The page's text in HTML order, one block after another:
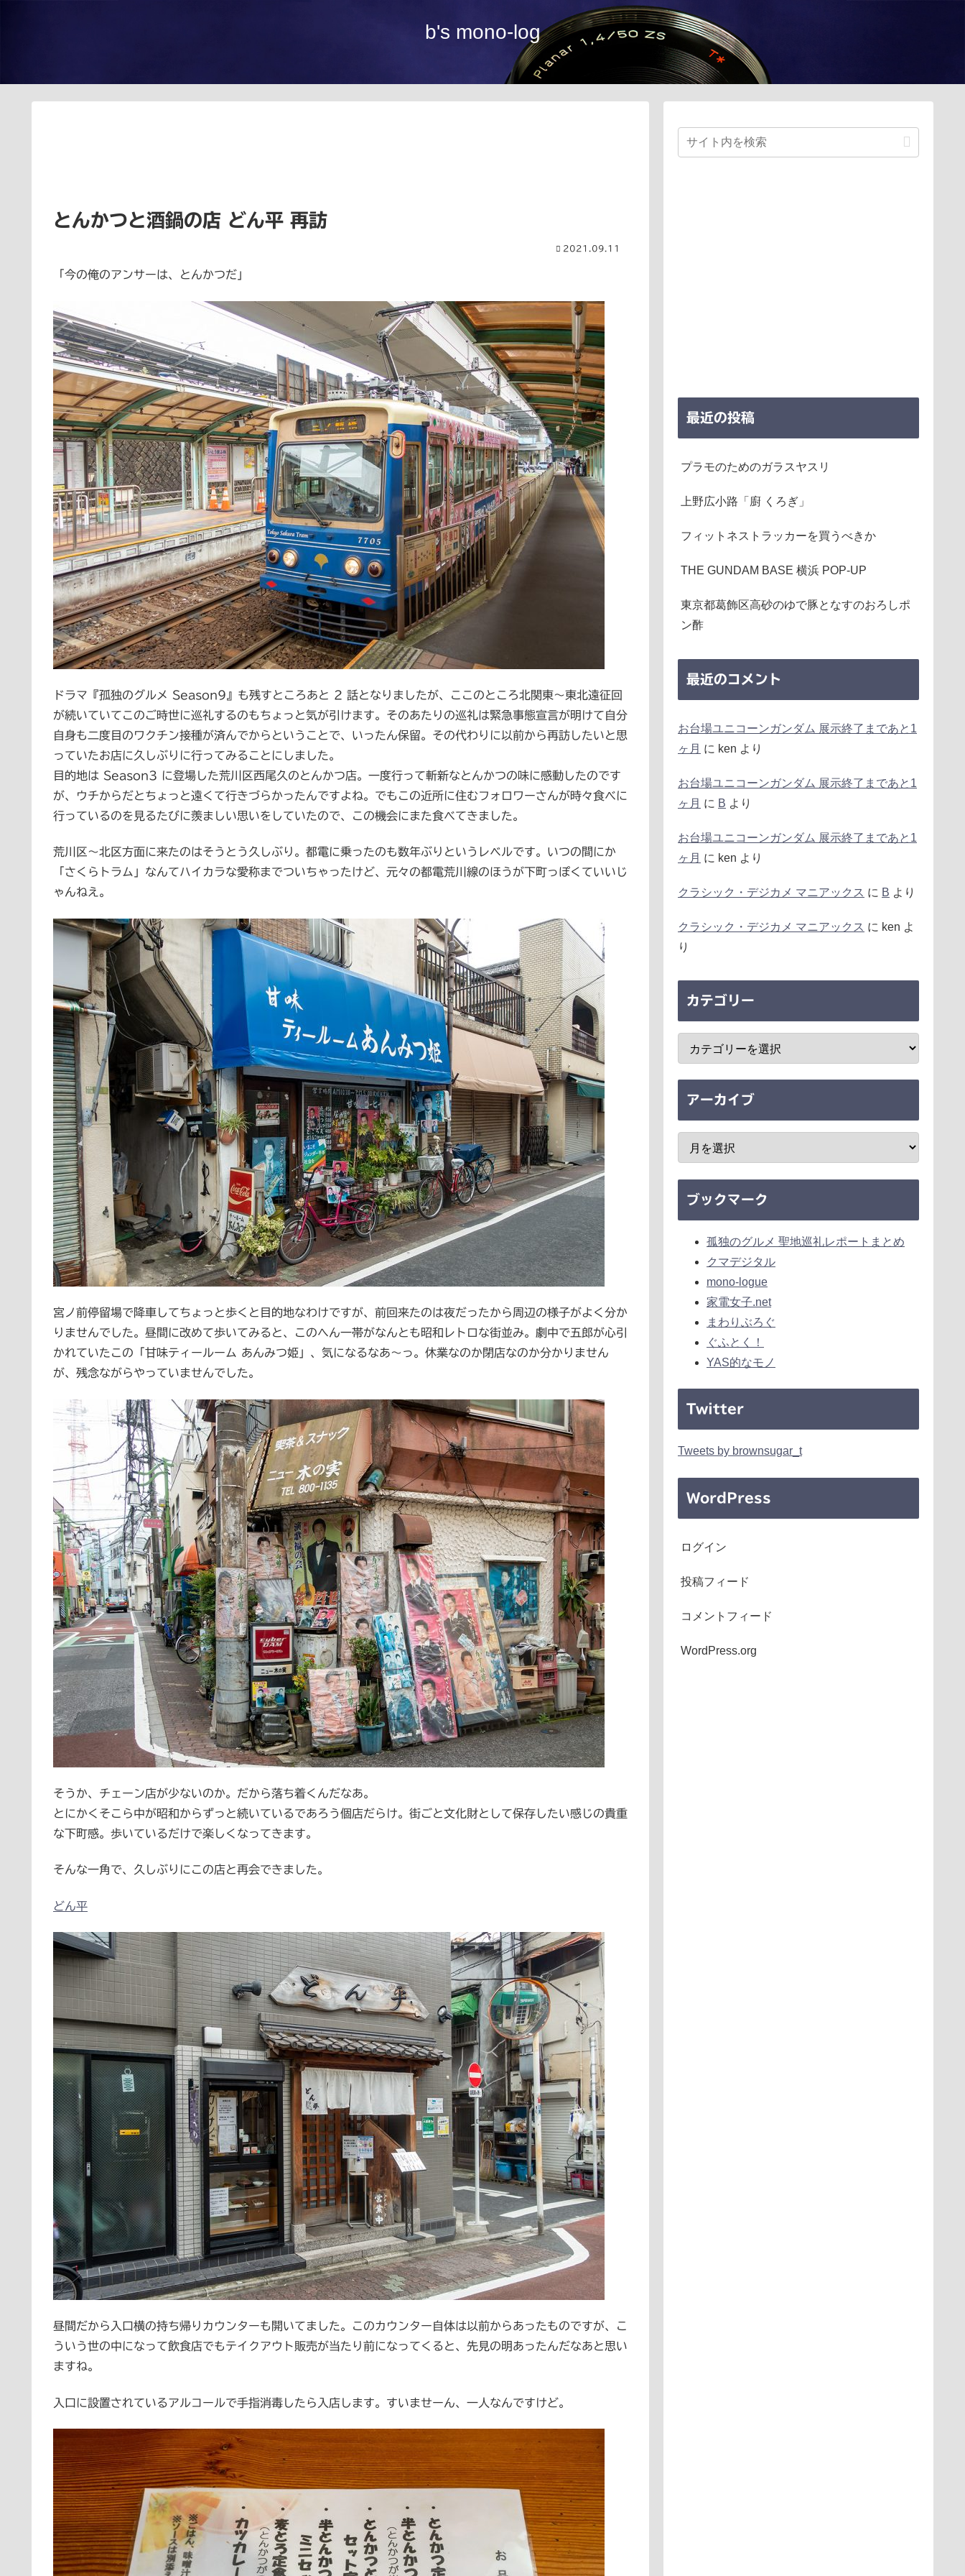
b's mono-log
とんかつと酒鍋の店 どん平 再訪
2021.09.11
「今の俺のアンサーは、とんかつだ」
ドラマ『孤独のグルメ Season9』も残すところあと 2 話となりましたが、ここのところ北関東～東北遠征回
が続いていてこのご時世に巡礼するのもちょっと気が引けます。そのあたりの巡礼は緊急事態宣言が明けて自分
自身も二度目のワクチン接種が済んでからということで、いったん保留。その代わりに以前から再訪したいと思
っていたお店に久しぶりに行ってみることにしました。
目的地は Season3 に登場した荒川区西尾久のとんかつ店。一度行って斬新なとんかつの味に感動したのです
が、ウチからだとちょっと遠くて行きづらかったんですよね。でもこの近所に住むフォロワーさんが時々食べに
行っているのを見るたびに羨ましい思いをしていたので、この機会にまた食べてきました。
荒川区～北区方面に来たのはそうとう久しぶり。都電に乗ったのも数年ぶりというレベルです。いつの間にか
「さくらトラム」なんてハイカラな愛称までついちゃったけど、元々の都電荒川線のほうが下町っぽくていいじ
ゃんねえ。
宮ノ前停留場で降車してちょっと歩くと目的地なわけですが、前回来たのは夜だったから周辺の様子がよく分か
りませんでした。昼間に改めて歩いてみると、このへん一帯がなんとも昭和レトロな街並み。劇中で五郎が心引
かれていたこの「甘味ティールーム あんみつ姫」、気になるなあ～っ。休業なのか閉店なのか分かりません
が、残念ながらやっていませんでした。
そうか、チェーン店が少ないのか。だから落ち着くんだなあ。
とにかくそこら中が昭和からずっと続いているであろう個店だらけ。街ごと文化財として保存したい感じの貴重
な下町感。歩いているだけで楽しくなってきます。
そんな一角で、久しぶりにこの店と再会できました。
どん平
昼間だから入口横の持ち帰りカウンターも開いてました。このカウンター自体は以前からあったものですが、こ
ういう世の中になって飲食店でもテイクアウト販売が当たり前になってくると、先見の明あったんだなあと思い
ますね。
入口に設置されているアルコールで手指消毒したら入店します。すいませーん、一人なんですけど。
最近の投稿
プラモのためのガラスヤスリ
上野広小路「廚 くろぎ」
フィットネストラッカーを買うべきか
THE GUNDAM BASE 横浜 POP-UP
東京都葛飾区高砂のゆで豚となすのおろしポ
ン酢
最近のコメント
お台場ユニコーンガンダム 展示終了まであと1
ヶ月 に ken より
お台場ユニコーンガンダム 展示終了まであと1
ヶ月 に B より
お台場ユニコーンガンダム 展示終了まであと1
ヶ月 に ken より
クラシック・デジカメ マニアックス に B より
クラシック・デジカメ マニアックス に ken よ
り
カテゴリー
アーカイブ
ブックマーク
孤独のグルメ 聖地巡礼レポートまとめ
クマデジタル
mono-logue
家電女子.net
まわりぶろぐ
ぐふとく！
YAS的なモノ
Twitter
Tweets by brownsugar_t
WordPress
ログイン
投稿フィード
コメントフィード
WordPress.org